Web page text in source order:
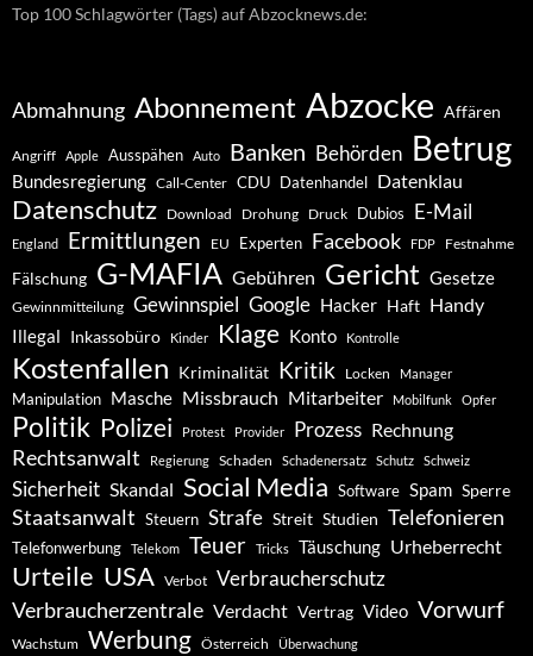
Top 100 Schlagwörter (Tags) auf Abzocknews.de:
Abmahnung Abonnement Abzocke Affären
Angriff Apple Ausspähen Auto Banken Behörden Betrug
Bundesregierung Call-Center CDU Datenhandel Datenklau
Datenschutz Download Drohung Druck Dubios E-Mail
England Ermittlungen EU Experten Facebook FDP Festnahme
Fälschung G-MAFIA Gebühren Gericht Gesetze
Gewinnmitteilung Gewinnspiel Google Hacker Haft Handy
Illegal Inkassobüro Kinder Klage Konto Kontrolle
Kostenfallen Kriminalität Kritik Locken Manager
Manipulation Masche Missbrauch Mitarbeiter Mobilfunk Opfer
Politik Polizei Protest Provider Prozess Rechnung
Rechtsanwalt Regierung Schaden Schadenersatz Schutz Schweiz
Sicherheit Skandal Social Media Software Spam Sperre
Staatsanwalt Steuern Strafe Streit Studien Telefonieren
Telefonwerbung Telekom Teuer Tricks Täuschung Urheberrecht
Urteile USA Verbot Verbraucherschutz
Verbraucherzentrale Verdacht Vertrag Video Vorwurf
Wachstum Werbung Österreich Überwachung